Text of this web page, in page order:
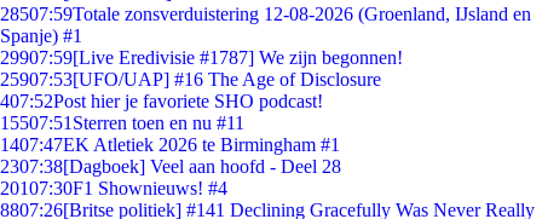
28507:59Totale zonsverduistering 12-08-2026 (Groenland, IJsland en
Spanje) #1
29907:59[Live Eredivisie #1787] We zijn begonnen!
25907:53[UFO/UAP] #16 The Age of Disclosure
407:52Post hier je favoriete SHO podcast!
15507:51 Sterren toen en nu #11
1407:47EK Atletiek 2026 te Birmingham #1
2307:38[Dagboek] Veel aan hoofd - Deel 28
20107:30F1 Shownieuws! #4
8807:26[Britse politiek] #141 Declining Gracefully Was Never Really